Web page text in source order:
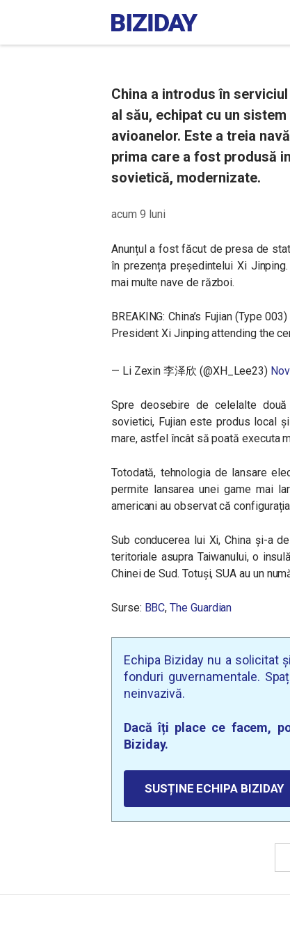
China a introdus în
al său, echipat cu un
avioanelor. Este a treia
prima care a fost produsă
sovietică, modernizate.
acum 9 luni
Anunțul a fost făcut de presa de
în prezența președintelui Xi
mai multe nave de război.
BREAKING: China’s Fujian (Type
President Xi Jinping attending the
— Li Zexin 李泽欣 (@XH_Lee23)
Spre deosebire de celelalte două
sovietici, Fujian este produs local
mare, astfel încât să poată executa
Totodată, tehnologia de lansare
permite lansarea unei game mai
americani au observat că
Sub conducerea lui Xi, China și-a
teritoriale asupra Taiwanului, o
Chinei de Sud. Totuși, SUA au un
Surse: BBC,The Guardian
Echipa Biziday nu a solicitat
fonduri guvernamentale.
neinvazivă.
Dacă îți place ce facem,
Biziday.
SUSȚINE ECHIPA BIZIDAY